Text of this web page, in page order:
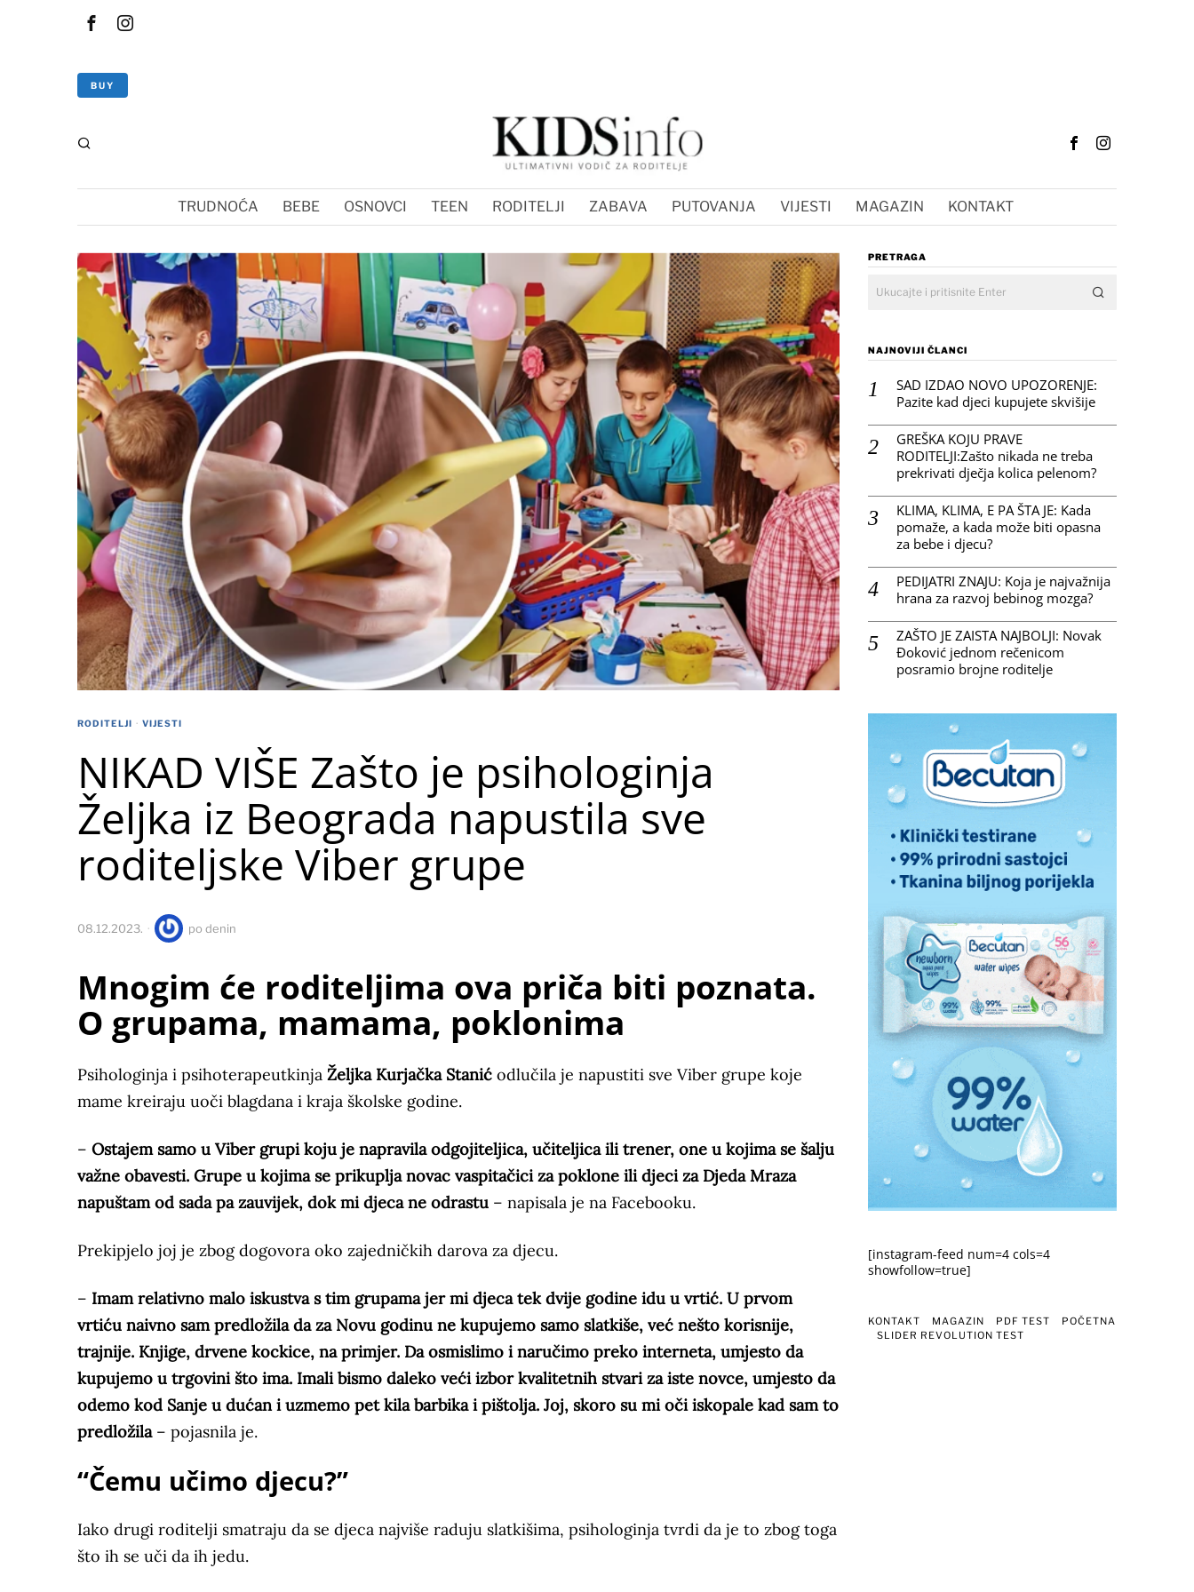
BUY
TRUDNOĆA BEBE OSNOVCI TEEN RODITELJI ZABAVA PUTOVANJA VIJESTI MAGAZIN KONTAKT
RODITELJI · VIJESTI
NIKAD VIŠE Zašto je psihologinja
Željka iz Beograda napustila sve
roditeljske Viber grupe
08.12.2023. po denin
Mnogim će roditeljima ova priča biti poznata.
O grupama, mamama, poklonima
Psihologinja i psihoterapeutkinja Željka Kurjačka Stanić odlučila je napustiti sve Viber grupe koje
mame kreiraju uoči blagdana i kraja školske godine.
– Ostajem samo u Viber grupi koju je napravila odgojiteljica, učiteljica ili trener, one u kojima se šalju
važne obavesti. Grupe u kojima se prikuplja novac vaspitačici za poklone ili djeci za Djeda Mraza
napuštam od sada pa zauvijek, dok mi djeca ne odrastu – napisala je na Facebooku.
Prekipjelo joj je zbog dogovora oko zajedničkih darova za djecu.
– Imam relativno malo iskustva s tim grupama jer mi djeca tek dvije godine idu u vrtić. U prvom
vrtiću naivno sam predložila da za Novu godinu ne kupujemo samo slatkiše, već nešto korisnije,
trajnije. Knjige, drvene kockice, na primjer. Da osmislimo i naručimo preko interneta, umjesto da
kupujemo u trgovini što ima. Imali bismo daleko veći izbor kvalitetnih stvari za iste novce, umjesto da
odemo kod Sanje u dućan i uzmemo pet kila barbika i pištolja. Joj, skoro su mi oči iskopale kad sam to
predložila– pojasnila je.
“Čemu učimo djecu?”
Iako drugi roditelji smatraju da se djeca najviše raduju slatkišima, psihologinja tvrdi da je to zbog toga
što ih se uči da ih jedu.
PRETRAGA
NAJNOVIJI ČLANCI
SAD IZDAO NOVO UPOZORENJE:
Pazite kad djeci kupujete skvišije
GREŠKA KOJU PRAVE
RODITELJI:Zašto nikada ne treba
prekrivati dječja kolica pelenom?
KLIMA, KLIMA, E PA ŠTA JE: Kada
pomaže, a kada može biti opasna
za bebe i djecu?
PEDIJATRI ZNAJU: Koja je najvažnija
hrana za razvoj bebinog mozga?
ZAŠTO JE ZAISTA NAJBOLJI: Novak
Đoković jednom rečenicom
posramio brojne roditelje
[instagram-feed num=4 cols=4
showfollow=true]
KONTAKT MAGAZIN PDF TEST
POČETNA
SLIDER REVOLUTION TEST